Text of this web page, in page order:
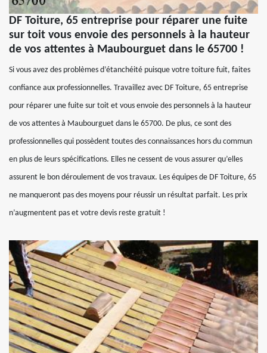
DF Toiture, 65 entreprise pour réparer une fuite
sur toit vous envoie des personnels à la hauteur
de vos attentes à Maubourguet dans le 65700 !
Si vous avez des problèmes d’étanchéité puisque votre toiture fuit, faites
confiance aux professionnelles. Travaillez avec DF Toiture, 65 entreprise
pour réparer une fuite sur toit et vous envoie des personnels à la hauteur
de vos attentes à Maubourguet dans le 65700. De plus, ce sont des
professionnelles qui possèdent toutes des connaissances hors du commun
en plus de leurs spécifications. Elles ne cessent de vous assurer qu’elles
assurent le bon déroulement de vos travaux. Les équipes de DF Toiture, 65
ne manqueront pas des moyens pour réussir un résultat parfait. Les prix
n’augmentent pas et votre devis reste gratuit !